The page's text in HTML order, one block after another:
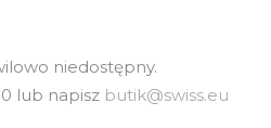
niedostępny.
lub napisz butik@swiss.eu